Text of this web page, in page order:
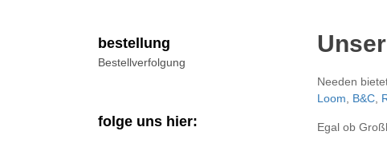
Needen
Loom
B&C,
Egal ob
bestellung
Bestellverfolgung
folge uns hier: